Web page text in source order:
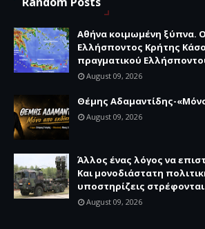
Αθήνα κοιμωμένη ξύπνα.
Ελλήσποντος Κρήτης
πραγματικού
August 09, 2026
Θέμης Αδαμαντίδης-
August 09, 2026
Άλλος ένας λόγος να
Και μονοδιάστατη
υποστηρίζεις
August 09, 2026